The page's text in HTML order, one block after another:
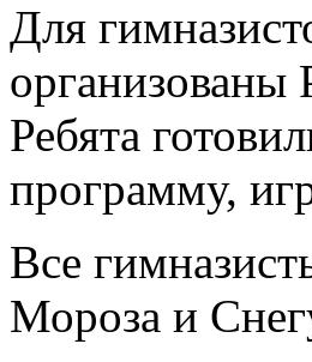
Для
организованы
Ребята
программу,
Все
Мороза и